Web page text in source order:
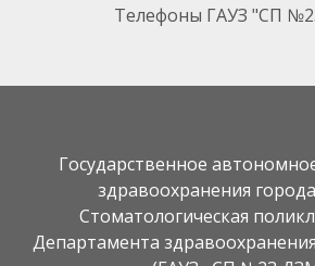
Телефоны ГАУЗ "СП
Государственное
здравоохранения
Стоматологическая
Департамента